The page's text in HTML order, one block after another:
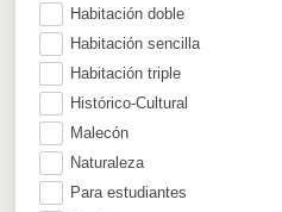
Habitación doble
Habitación sencilla
Habitación triple
Histórico-Cultural
Malecón
Naturaleza
Para estudiantes